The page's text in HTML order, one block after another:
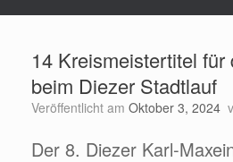
14 Kreismeistertitel für
beim Diezer Stadtlauf
Veröffentlicht am Oktober 3, 2024
Der 8. Diezer Karl-